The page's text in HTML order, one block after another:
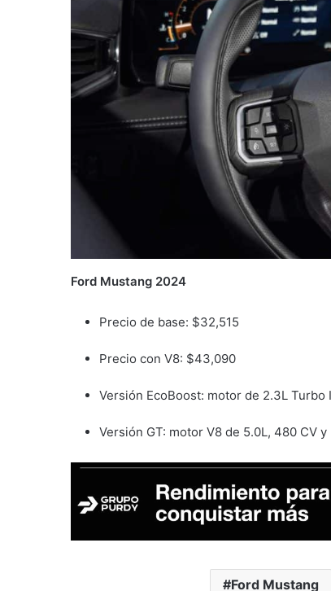
Ford Mustang 2024
Precio de base: $32,515
Precio con V8: $43,090
Versión EcoBoost: motor de 2.3L
Versión GT: motor V8 de 5.0L, 480 CV
Ford Mustang